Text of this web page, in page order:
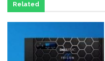
Related